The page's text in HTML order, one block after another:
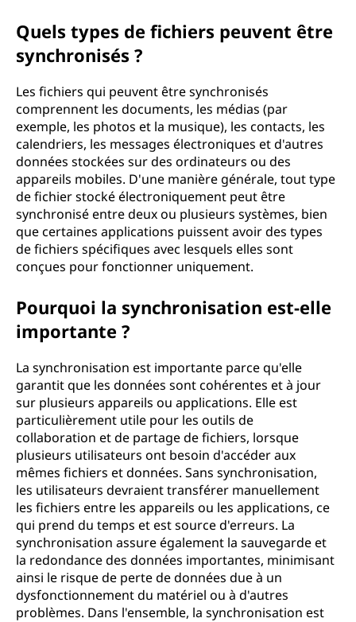
Quels types de fichiers peuvent être
synchronisés ?
Les fichiers qui peuvent être synchronisés
comprennent les documents, les médias (par
exemple, les photos et la musique), les contacts, les
calendriers, les messages électroniques et d'autres
données stockées sur des ordinateurs ou des
appareils mobiles. D'une manière générale, tout type
de fichier stocké électroniquement peut être
synchronisé entre deux ou plusieurs systèmes, bien
que certaines applications puissent avoir des types
de fichiers spécifiques avec lesquels elles sont
conçues pour fonctionner uniquement.
Pourquoi la synchronisation est-elle
importante ?
La synchronisation est importante parce qu'elle
garantit que les données sont cohérentes et à jour
sur plusieurs appareils ou applications. Elle est
particulièrement utile pour les outils de
collaboration et de partage de fichiers, lorsque
plusieurs utilisateurs ont besoin d'accéder aux
mêmes fichiers et données. Sans synchronisation,
les utilisateurs devraient transférer manuellement
les fichiers entre les appareils ou les applications, ce
qui prend du temps et est source d'erreurs. La
synchronisation assure également la sauvegarde et
la redondance des données importantes, minimisant
ainsi le risque de perte de données due à un
dysfonctionnement du matériel ou à d'autres
problèmes. Dans l'ensemble, la synchronisation est